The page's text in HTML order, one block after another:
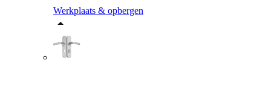
Werkplaats & opbergen